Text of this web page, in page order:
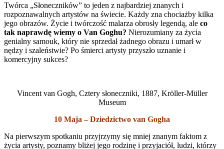
Twórca „Słoneczników” to jeden z najbardziej znanych i
rozpoznawalnych artystów na świecie. Każdy zna chociażby kilka
jego obrazów. Życie i twórczość malarza obrosły legendą, ale co
tak naprawdę wiemy o Van Goghu? Nierozumiany za życia
genialny samouk, który nie sprzedał żadnego obrazu i umarł w
nędzy i szaleństwie? Po śmierci artysty przyszło uznanie i
komercyjny sukces?
Vincent van Gogh, Cztery słoneczniki, 1887, Kröller-Müller
Museum
10 Maja – Dziedzictwo van Gogha
Na pierwszym spotkaniu przyjrzymy się mniej znanym faktom z
życia artysty, poznamy bliżej jego rodzinę i przyjaciół, ludzi, którzy